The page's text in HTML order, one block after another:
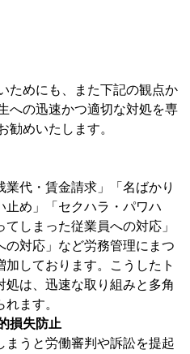
ためにも、また下記の観点か
への迅速かつ適切な対処を専
勧めいたします。
代・賃金請求」「名ばかり
止め」「セクハラ・パワハ
しまった従業員への対応」
の対応」など労務管理にまつ
加しております。こうしたト
処は、迅速な取り組みと多角
ます。
損失防止
まうと労働審判や訴訟を提起